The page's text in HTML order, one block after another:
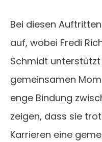
Bei diesen
auf, wobei Fredi
Schmidt
gemeinsamen
enge Bindung
zeigen, dass sie
Karrieren eine